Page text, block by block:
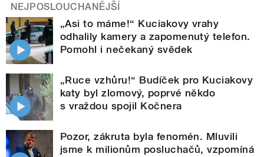
NEJPOSLOUCHANĚJŠÍ
„Asi to máme!“ Kuciakovy vrahy
odhalily kamery a zapomenutý telefon.
Pomohl i nečekaný svědek
„Ruce vzhůru!“ Budíček pro Kuciakovy
katy byl zlomový, poprvé někdo
s vraždou spojil Kočnera
Pozor, zákruta byla fenomén. Mluvili
jsme k milionům posluchačů, vzpomíná